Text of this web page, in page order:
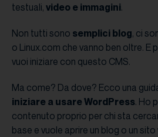
testuali, video e immagini.
Non tutti sono semplici blog, ci
o Linux.com che vanno ben oltre. E
vuoi iniziare con questo CMS.
Ma come? Da dove? Ecco una
iniziare a usare WordPress. Ho
contenuto proprio per chi sta
base e vuole aprire un blog o un